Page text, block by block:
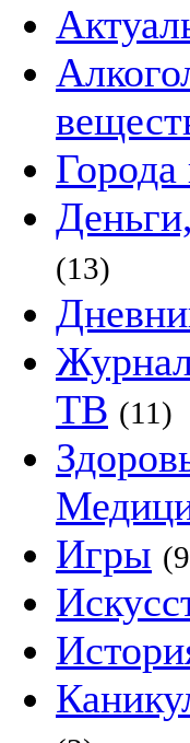
(13)
ТВ (11)
Игры